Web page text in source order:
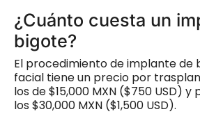
¿Cuánto cuesta un
bigote?
El procedimiento de implante de
facial tiene un precio por
los de $15,000 MXN ($750 USD)
los $30,000 MXN ($1,500 USD).